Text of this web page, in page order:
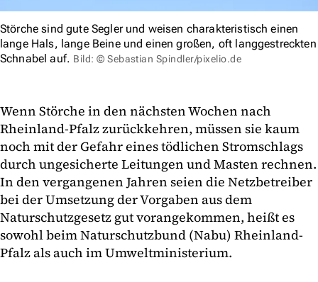
Störche sind gute Segler und weisen charakteristisch einen
lange Hals, lange Beine und einen großen, oft langgestreckten
Schnabel auf. Bild: © Sebastian Spindler/pixelio.de
Wenn Störche in den nächsten Wochen nach
Rheinland-Pfalz zurückkehren, müssen sie kaum
noch mit der Gefahr eines tödlichen Stromschlags
durch ungesicherte Leitungen und Masten rechnen.
In den vergangenen Jahren seien die Netzbetreiber
bei der Umsetzung der Vorgaben aus dem
Naturschutzgesetz gut vorangekommen, heißt es
sowohl beim Naturschutzbund (Nabu) Rheinland-
Pfalz als auch im Umweltministerium.